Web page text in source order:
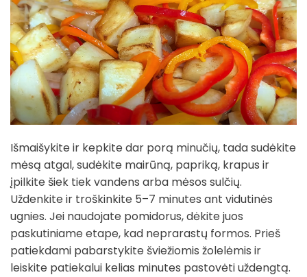
Išmaišykite ir kepkite dar porą minučių, tada sudėkite
mėsą atgal, sudėkite mairūną, papriką, krapus ir
įpilkite šiek tiek vandens arba mėsos sulčių.
Uždenkite ir troškinkite 5–7 minutes ant vidutinės
ugnies. Jei naudojate pomidorus, dėkite juos
paskutiniame etape, kad neprarastų formos. Prieš
patiekdami pabarstykite šviežiomis žolelėmis ir
leiskite patiekalui kelias minutes pastovėti uždengtą.